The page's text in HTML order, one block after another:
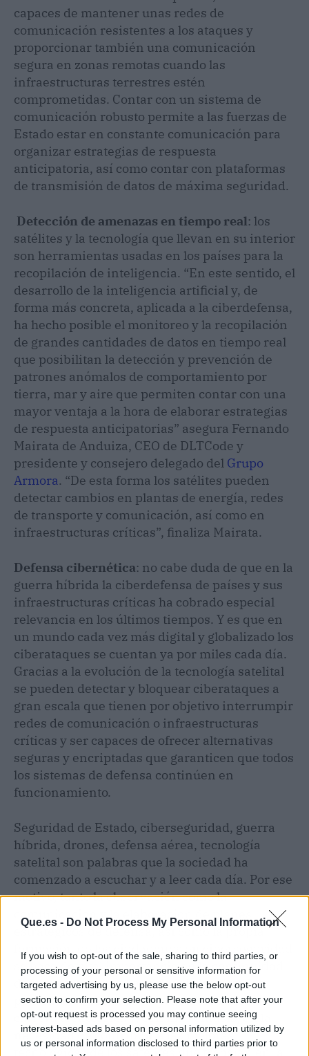
Que.es - Do Not Process My Personal Information
If you wish to opt-out of the sale, sharing to third parties, or
processing of your personal or sensitive information for
targeted advertising by us, please use the below opt-out
section to confirm your selection. Please note that after your
opt-out request is processed you may continue seeing
interest-based ads based on personal information utilized by
us or personal information disclosed to third parties prior to
capaces de mantener unas redes de
comunicación resistentes a los ataques y
proporcionar también una comunicación
segura en zonas remotas cuando las
infraestructuras terrestres estén
comprometidas. Contar con un sistema de
comunicación robusto permite a las fuerzas de
Estado estar en constante comunicación para
organizar estrategias de respuesta
anticipatoria, así como contar con plataformas
de transmisión de datos de máxima seguridad.
Detección de amenazas en tiempo real: los
satélites y la tecnología que llevan en su interior
son herramientas usadas en los países para la
recopilación de inteligencia. “En este sentido, el
desarrollo de la inteligencia artificial y, de
forma más concreta, aplicada a la ciberdefensa,
ha hecho posible el monitoreo y la recopilación
de grandes cantidades de datos en tiempo real
que posibilitan la detección y prevención de
patrones anómalos de comportamiento por
tierra, mar y aire que permiten contar con una
mayor ventaja a la hora de elaborar estrategias
de respuesta anticipatorias” asegura Fernando
Mairata de Anduiza, CEO de DLTCode y
presidente y consejero delegado del Grupo
Armora. “De esta forma los satélites pueden
detectar cambios en plantas de energía, redes
de transporte y comunicación, así como en
infraestructuras críticas”, finaliza Mairata.
Defensa cibernética: no cabe duda de que en la
guerra híbrida la ciberdefensa de países y sus
infraestructuras críticas ha cobrado especial
relevancia en los últimos tiempos. Y es que en
un mundo cada vez más digital y globalizado los
ciberataques se cuentan ya por miles cada día.
Gracias a la evolución de la tecnología satelital
se pueden detectar y bloquear ciberataques a
gran escala que tienen por objetivo interrumpir
redes de comunicación o infraestructuras
críticas y ser capaces de ofrecer alternativas
seguras y encriptadas que garanticen que todos
los sistemas de defensa continúen en
funcionamiento.
Seguridad de Estado, ciberseguridad, guerra
híbrida, drones, defensa aérea, tecnología
satelital son palabras que la sociedad ha
comenzado a escuchar y a leer cada día. Por ese
motivo, tanto la observación como la
comunicación y la elaboración de planes
estratégicos de defensa, así como la propia
formación de los ciudadanos en ciberseguridad
se hace de vital importancia en la continuidad
de la protección y seguridad de los Estados
poniendo especial hincapié en el avance de la
carrera tecnológica y, con más énfasis, en la
necesidad de contribuir a las mejoras
tecnológicas de los satélites que trabajan en la